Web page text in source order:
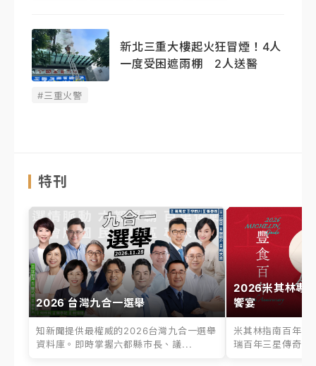
新北三重大樓起火狂冒煙！4人
一度受困遮雨棚 2人送醫
#三重火警
特刊
2026 台灣九合一選舉
知新聞提供最權威的2026台灣九合一選舉
資料庫。即時掌握六都縣市長、議...
2026米其林專
饗宴
米其林指南百年之
瑞百年三星傳奇、